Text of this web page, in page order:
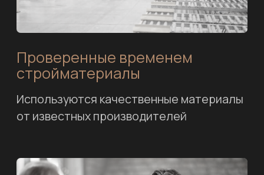
на объекте
Можно всегда отследить на каком